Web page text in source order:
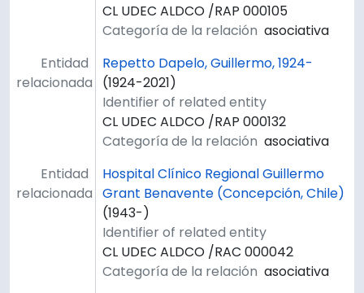
CL UDEC ALDCO /RAP 000105
Categoría de la relación asociativa
Entidad
relacionada
Repetto Dapelo, Guillermo, 1924-
(1924-2021)
Identifier of related entity
CL UDEC ALDCO /RAP 000132
Categoría de la relación asociativa
Entidad
relacionada
Hospital Clínico Regional Guillermo
Grant Benavente (Concepción, Chile)
(1943-)
Identifier of related entity
CL UDEC ALDCO /RAC 000042
Categoría de la relación asociativa